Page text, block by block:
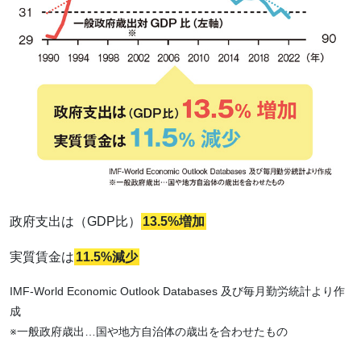
政府支出は（GDP比） 13.5%増加
実質賃金は 11.5%減少
IMF-World Economic Outlook Databases 及び毎月勤労統計より作
成
※一般政府歳出…国や地方自治体の歳出を合わせたもの